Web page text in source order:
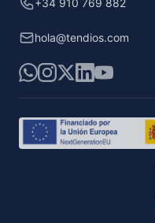
+34 910 769 882
hola@tendios.com
WhatsApp
Instagram
X LinkedIn
YouTube